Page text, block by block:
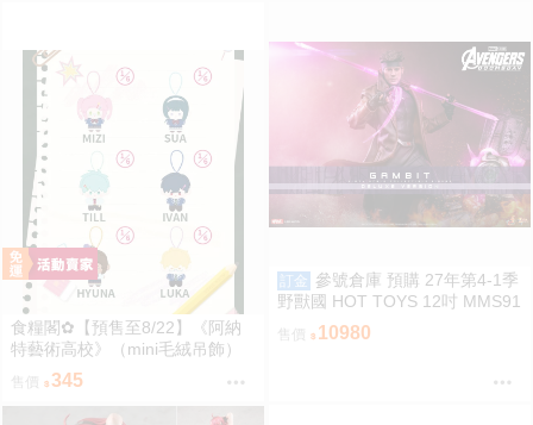
食糧閣✿【預售至8/22】《阿納
特藝術高校》（mini毛絨吊飾）
異形舞臺／異形舞台／阿納特藝
術高校／ALIENSTAGE／Till／Iva
n／Luka／Sua／Mizi／Hyuna
售價 345
訂金 參號倉庫 預購 27年第4-1季
野獸國 HOT TOYS 12吋 MMS91
1 復仇者聯盟 末日崛起 金牌手 豪
華版
售價 10980